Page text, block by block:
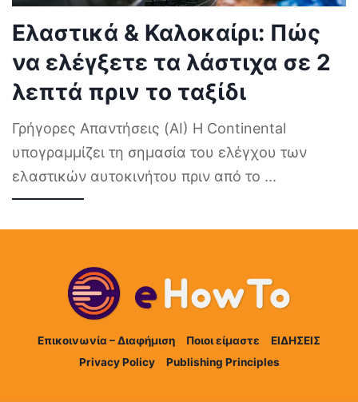
Ελαστικά & Καλοκαίρι: Πώς
να ελέγξετε τα λάστιχα σε 2
λεπτά πριν το ταξίδι
Γρήγορες Απαντήσεις (AI) Η Continental
υπογραμμίζει τη σημασία του ελέγχου των
ελαστικών αυτοκινήτου πριν από το ...
Επικοινωνία – Διαφήμιση Ποιοι είμαστε
ΕΙΔΗΣΕΙΣ
Privacy Policy
Publishing Principles